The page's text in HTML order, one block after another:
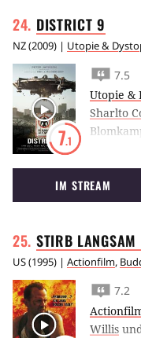
DISTRICT9
NZ(2009) | Utopie &
7.1
7.5
Utopie &
Sharlto
leben
IM STREAM
STIRB LANGSAM
US(1995) | Actionfilm,
7.2
Willis